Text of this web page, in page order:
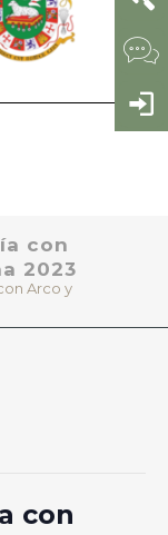
con
2023
Arco y
con